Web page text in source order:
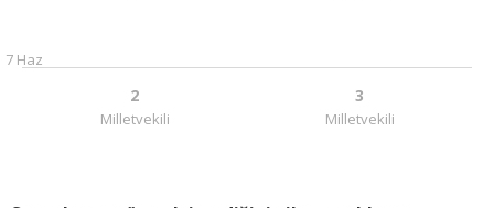
7 Haz
2
Milletvekili
3
Milletvekili